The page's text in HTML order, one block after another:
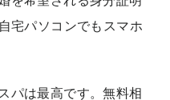
宅パソコンでもスマホ
パは最高です。無料相